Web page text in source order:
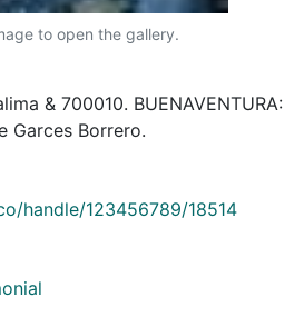
to open the gallery.
& 700010. BUENAVENTURA:
Garces Borrero.
handle/123456789/18514